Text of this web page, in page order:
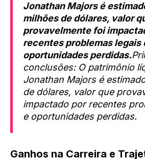
Jonathan Majors é
milhões de dólares, valor
provavelmente foi
recentes problemas legais
oportunidades perdidas.
conclusões: O patrimônio
Jonathan Majors é
de dólares, valor que
impactado por recentes
e oportunidades perdidas.
Ganhos na Carreira e